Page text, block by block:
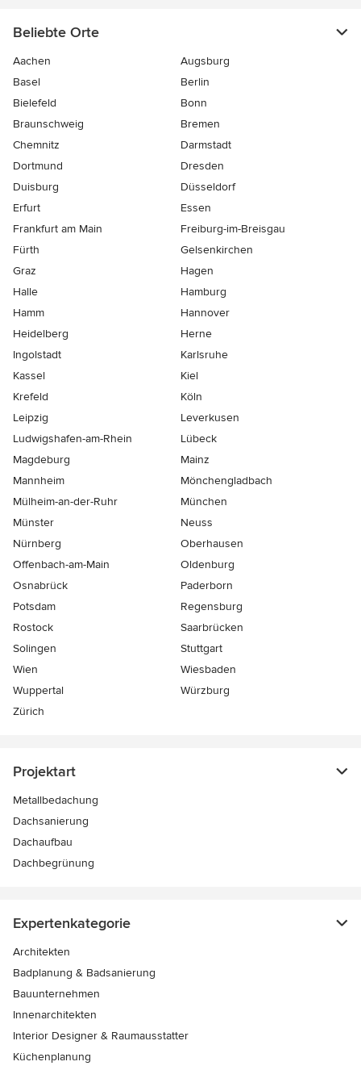
Beliebte Orte
Aachen
Augsburg
Basel
Berlin
Bielefeld
Bonn
Braunschweig
Bremen
Chemnitz
Darmstadt
Dortmund
Dresden
Duisburg
Düsseldorf
Erfurt
Essen
Frankfurt am Main
Freiburg-im-Breisgau
Fürth
Gelsenkirchen
Graz
Hagen
Halle
Hamburg
Hamm
Hannover
Heidelberg
Herne
Ingolstadt
Karlsruhe
Kassel
Kiel
Krefeld
Köln
Leipzig
Leverkusen
Ludwigshafen-am-Rhein
Lübeck
Magdeburg
Mainz
Mannheim
Mönchen­gladbach
Mülheim-an-der-Ruhr
München
Münster
Neuss
Nürnberg
Oberhausen
Offenbach-am-Main
Oldenburg
Osnabrück
Paderborn
Potsdam
Regensburg
Rostock
Saarbrücken
Solingen
Stuttgart
Wien
Wiesbaden
Wuppertal
Würzburg
Zürich
Projektart
Metallbedachung
Dachsanierung
Dachaufbau
Dachbegrünung
Expertenkategorie
Architekten
Badplanung & Badsanierung
Bauunternehmen
Innenarchitekten
Interior Designer & Raumausstatter
Küchenplanung